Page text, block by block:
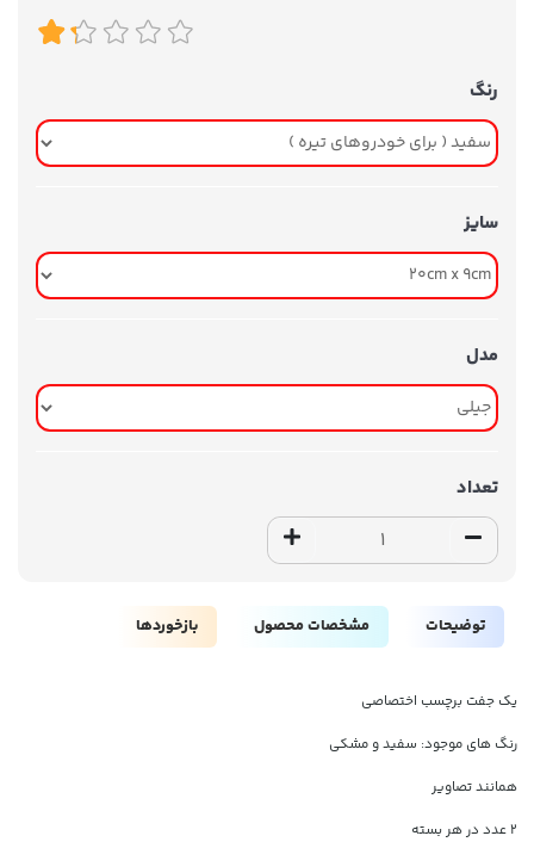
رنگ
سایز
مدل
تعداد
توضیحات مشخصات محصول بازخوردها
یک جفت برچسب اختصاصی
رنگ های موجود: سفید و مشکی
همانند تصاویر
۲ عدد در هر بسته